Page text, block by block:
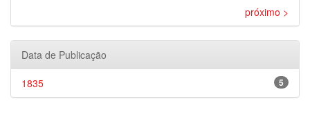
próximo >
Data de Publicação
5
1835